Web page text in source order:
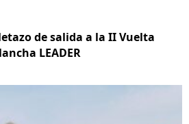
de salida a la II Vuelta
LEADER